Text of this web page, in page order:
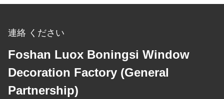
連絡 ください
Foshan Luox Boningsi Window
Decoration Factory (General
Partnership)